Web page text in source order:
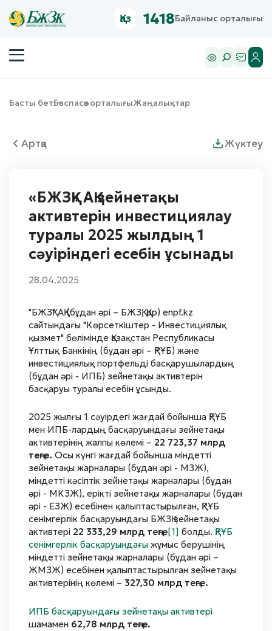
Қаз 1418Байланыс орталығы
Басты бетБаспасөз орталығыЖаңалықтар
Артқа Жүктеу
«БЖЗҚ» АҚ зейнетақы
активтерін инвестициялау
туралы 2025 жылдың 1
сәуіріндегі есебін ұсынады
28.04.2025
"БЖЗҚ" АҚ (бұдан әрі – БЖЗҚ, Қор) enpf.kz
сайтындағы "Көрсеткіштер - Инвестициялық
қызмет" бөлімінде Қазақстан Республикасы
Ұлттық Банкінің (бұдан әрі – ҚРҰБ) және
инвестициялық портфельді басқарушылардың
(бұдан әрі - ИПБ) зейнетақы активтерін
басқаруы туралы есебін ұсынды.
2025 жылғы 1 сәуірдегі жағдай бойынша ҚРҰБ
мен ИПБ-лардың басқаруындағы зейнетақы
активтерінің жалпы көлемі – 22 723,37 млрд
теңге. Осы күнгі жағдай бойынша міндетті
зейнетақы жарналары (бұдан әрі - МЗЖ),
міндетті кәсіптік зейнетақы жарналары (бұдан
әрі - МКЗЖ), ерікті зейнетақы жарналары (бұдан
әрі - ЕЗЖ) есебінен қалыптастырылған, ҚРҰБ
сенімгерлік басқаруындағы БЖЗҚ зейнетақы
активтері 22 333,29 млрд теңге[1] болды. ҚРҰБ
сенімгерлік басқаруындағы жұмыс берушінің
міндетті зейнетақы жарналары (бұдан әрі –
ЖМЗЖ) есебінен қалыптастырылған зейнетақы
активтерінің көлемі – 327,30 млрд теңге.
ИПБ басқаруындағы зейнетақы активтері
шамамен 62,78 млрд теңге.